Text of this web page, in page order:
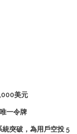
美元
一令牌
突破，為用戶空投 5